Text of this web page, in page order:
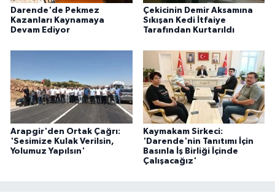
Darende'de Pekmez
Kazanları Kaynamaya
Devam Ediyor
Çekicinin Demir Aksamına
Sıkışan Kedi İtfaiye
Tarafından Kurtarıldı
Arapgir'den Ortak Çağrı:
'Sesimize Kulak Verilsin,
Yolumuz Yapılsın'
Kaymakam Sirkeci:
'Darende'nin Tanıtımı İçin
Basınla İş Birliği İçinde
Çalışacağız'